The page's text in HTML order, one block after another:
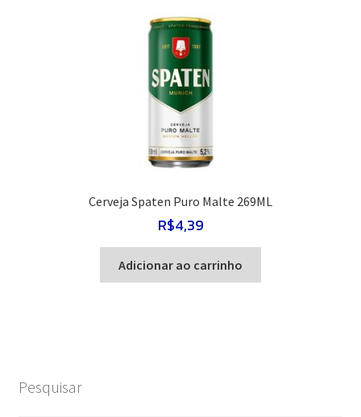
Cerveja Spaten Puro Malte 269ML
R$4,39
Adicionar ao carrinho
Pesquisar